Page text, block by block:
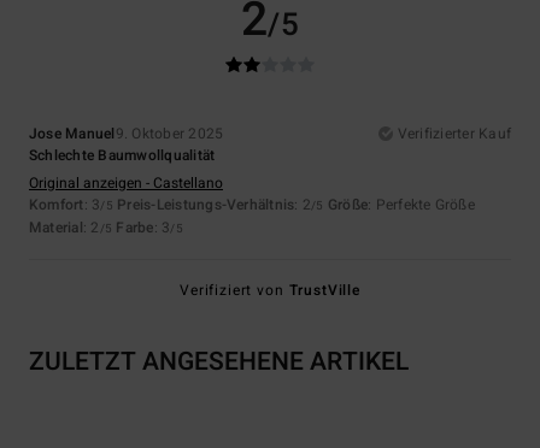
2/5
Jose Manuel9. Oktober 2025
Verifizierter Kauf
Schlechte Baumwollqualität
Original anzeigen - Castellano
Komfort: 3/5 Preis-Leistungs-Verhältnis: 2/5 Größe: Perfekte Größe
Material: 2 /5 Farbe: 3/5
Verifiziert von TrustVille
ZULETZT ANGESEHENE ARTIKEL